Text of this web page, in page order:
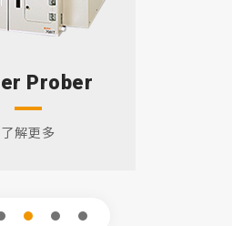
Prober
了解更多
3 4 5